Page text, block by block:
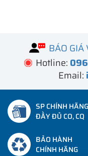
BÁO GIÁ
Hotline:
Email:
SP CHÍNH HÃNG
ĐẦY ĐỦ CO, CQ
BẢO HÀNH
CHÍNH HÃNG